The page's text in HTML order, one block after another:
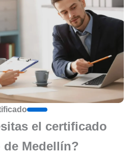
el certificado
Medellín?